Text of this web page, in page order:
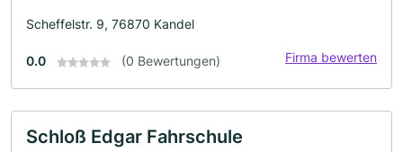
Scheffelstr. 9, 76870 Kandel
0.0 (0 Bewertungen) Firma bewerten
Schloß Edgar Fahrschule